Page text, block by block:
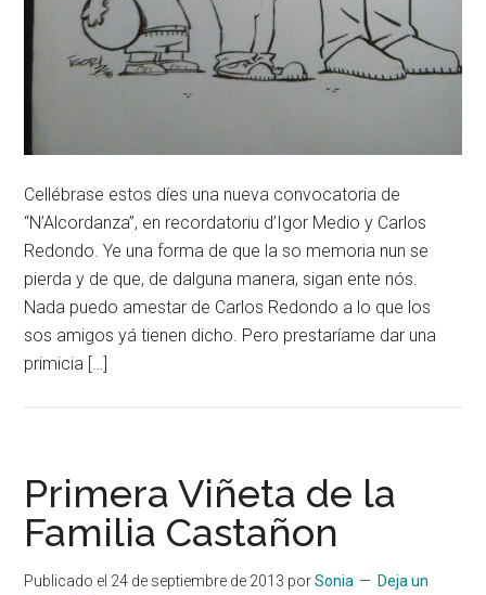
Cellébrase estos díes una nueva convocatoria de
“N’Alcordanza”, en recordatoriu d’Igor Medio y Carlos
Redondo. Ye una forma de que la so memoria nun se
pierda y de que, de dalguna manera, sigan ente nós.
Nada puedo amestar de Carlos Redondo a lo que los
sos amigos yá tienen dicho. Pero prestaríame dar una
primicia […]
Primera Viñeta de la
Familia Castañon
Publicado el 24 de septiembre de 2013 porSonia
Deja un